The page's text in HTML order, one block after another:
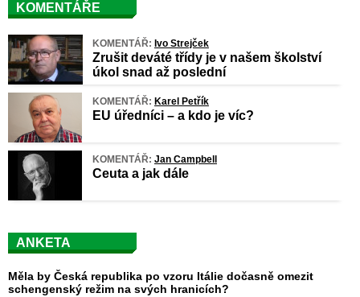
KOMENTÁŘE
KOMENTÁŘ: Ivo Strejček
Zrušit deváté třídy je v našem školství
úkol snad až poslední
KOMENTÁŘ: Karel Petřík
EU úředníci – a kdo je víc?
KOMENTÁŘ: Jan Campbell
Ceuta a jak dále
ANKETA
Měla by Česká republika po vzoru Itálie dočasně omezit
schengenský režim na svých hranicích?